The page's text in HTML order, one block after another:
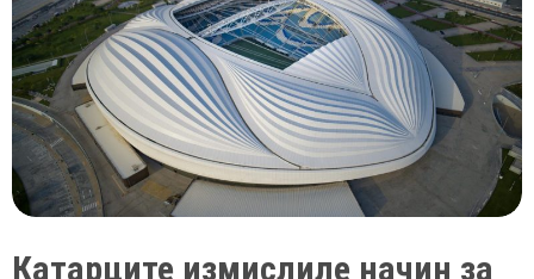
се
противат
на
забраната
да
носат
капитенски
со
Катарците измислиле начин за